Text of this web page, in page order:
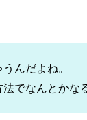
んだよね。
でなんとかな